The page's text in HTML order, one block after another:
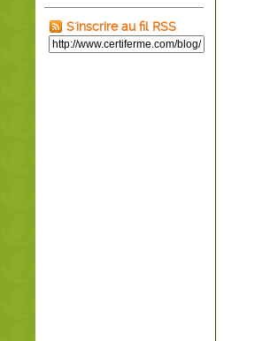
S'inscrire au fil RSS